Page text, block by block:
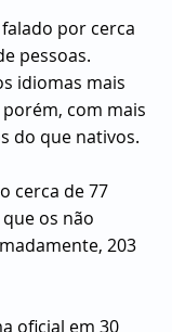
por cerca
pessoas.
idiomas mais
com mais
do que nativos.
cerca de 77
os não
203
oficial em 30